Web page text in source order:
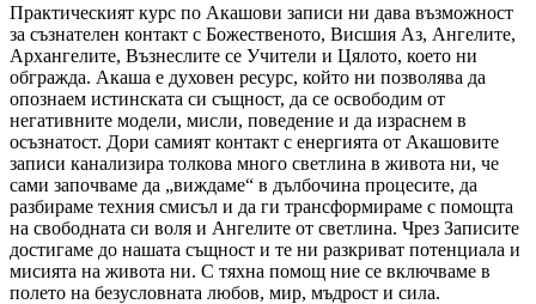
Практическият курс по Акашови записи ни дава възможност
за съзнателен контакт с Божественото, Висшия Аз, Ангелите,
Архангелите, Възнеслите се Учители и Цялото, което ни
обгражда. Акаша е духовен ресурс, който ни позволява да
опознаем истинската си същност, да се освободим от
негативните модели, мисли, поведение и да израснем в
осъзнатост. Дори самият контакт с енергията от Акашовите
записи канализира толкова много светлина в живота ни, че
сами започваме да „виждаме“ в дълбочина процесите, да
разбираме техния смисъл и да ги трансформираме с помощта
на свободната си воля и Ангелите от светлина. Чрез Записите
достигаме до нашата същност и те ни разкриват потенциала и
мисията на живота ни. С тяхна помощ ние се включваме в
полето на безусловната любов, мир, мъдрост и сила.